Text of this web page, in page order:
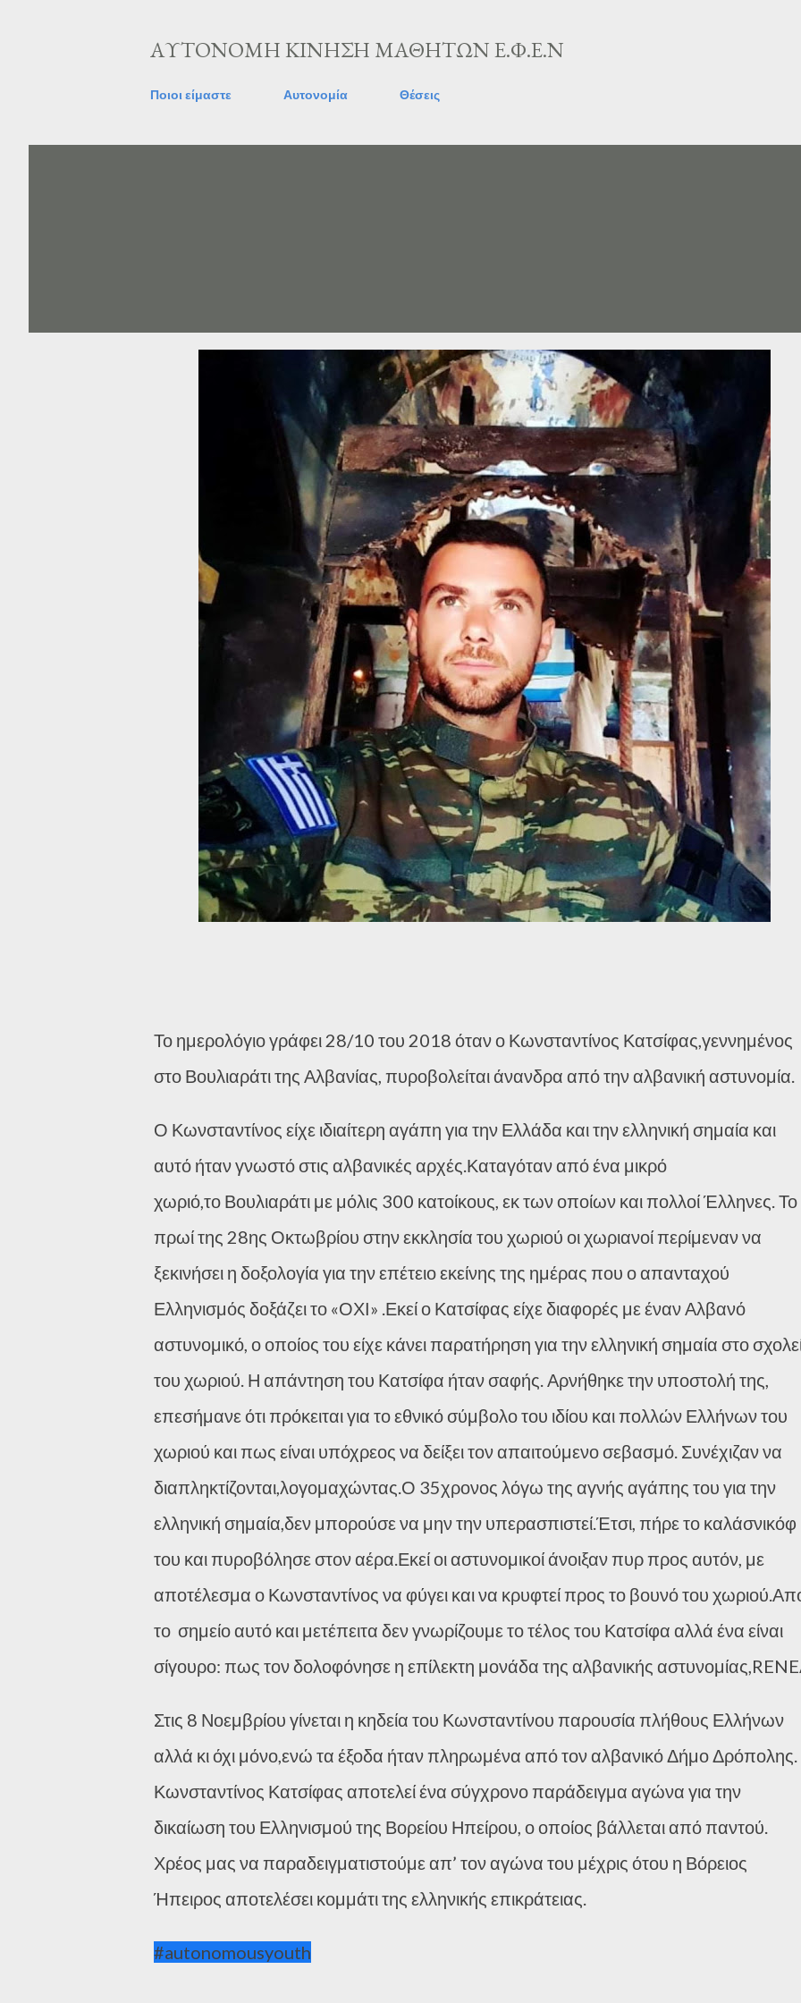
ΑΥΤΟΝΟΜΗ ΚΙΝΗΣΗ ΜΑΘΗΤΩΝ Ε.Φ.Ε.Ν
Ποιοι είμαστε Αυτονομία Θέσεις
Το ημερολόγιο γράφει 28/10 του 2018 όταν ο Κωνσταντίνος Κατσίφας,γεννημένος
στο Βουλιαράτι της Αλβανίας, πυροβολείται άνανδρα από την αλβανική αστυνομία.
Ο Κωνσταντίνος είχε ιδιαίτερη αγάπη για την Ελλάδα και την ελληνική σημαία και
αυτό ήταν γνωστό στις αλβανικές αρχές.Καταγόταν από ένα μικρό
χωριό,το Βουλιαράτι με μόλις 300 κατοίκους, εκ των οποίων και πολλοί Έλληνες. Το
πρωί της 28ης Οκτωβρίου στην εκκλησία του χωριού οι χωριανοί περίμεναν να
ξεκινήσει η δοξολογία για την επέτειο εκείνης της ημέρας που ο απανταχού
Ελληνισμός δοξάζει το «ΟΧΙ» .Εκεί ο Κατσίφας είχε διαφορές με έναν Αλβανό
αστυνομικό, ο οποίος του είχε κάνει παρατήρηση για την ελληνική σημαία στο
του χωριού. Η απάντηση του Κατσίφα ήταν σαφής. Αρνήθηκε την υποστολή της,
επεσήμανε ότι πρόκειται για το εθνικό σύμβολο του ιδίου και πολλών Ελλήνων του
χωριού και πως είναι υπόχρεος να δείξει τον απαιτούμενο σεβασμό. Συνέχιζαν να
διαπληκτίζονται,λογομαχώντας.Ο 35χρονος λόγω της αγνής αγάπης του για την
ελληνική σημαία,δεν μπορούσε να μην την υπερασπιστεί.Έτσι, πήρε το καλάσνικόφ
του και πυροβόλησε στον αέρα.Εκεί οι αστυνομικοί άνοιξαν πυρ προς αυτόν, με
αποτέλεσμα ο Κωνσταντίνος να φύγει και να κρυφτεί προς το βουνό του
το σημείο αυτό και μετέπειτα δεν γνωρίζουμε το τέλος του Κατσίφα αλλά ένα είναι
σίγουρο: πως τον δολοφόνησε η επίλεκτη μονάδα της αλβανικής
Στις 8 Νοεμβρίου γίνεται η κηδεία του Κωνσταντίνου παρουσία πλήθους Ελλήνων
αλλά κι όχι μόνο,ενώ τα έξοδα ήταν πληρωμένα από τον αλβανικό Δήμο
Κωνσταντίνος Κατσίφας αποτελεί ένα σύγχρονο παράδειγμα αγώνα για την
δικαίωση του Ελληνισμού της Βορείου Ηπείρου, ο οποίος βάλλεται από παντού.
Χρέος μας να παραδειγματιστούμε απ’ τον αγώνα του μέχρις ότου η Βόρειος
Ήπειρος αποτελέσει κομμάτι της ελληνικής επικράτειας.
#autonomousyouth